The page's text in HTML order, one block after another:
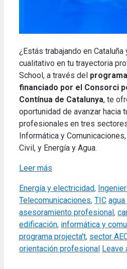
¿Estás trabajando en
cualitativo en tu trayectoria
School, a través del
financiado por el Consorci
Contínua de Catalunya, te
oportunidad de avanzar hacia
profesionales en tres
Informática y
Civil, y Energía y Agua.
Leer más
Categories
Energía y electricidad,
Telecomunicaciones, TIC Tags
asesoramiento profesional,
edificación, informática y
programa projecta't, sector
orientación profesional Leave